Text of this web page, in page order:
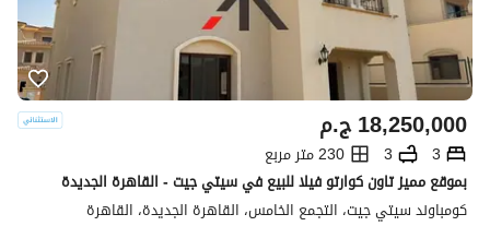
ج.م18,250,000
3
3
230 متر مربع
بموقع مميز تاون كوارتو فيلا للبيع في سيتي جيت - القاهرة الجديدة
كومباوند سيتي جيت، التجمع الخامس، القاهرة الجديدة، القاهرة